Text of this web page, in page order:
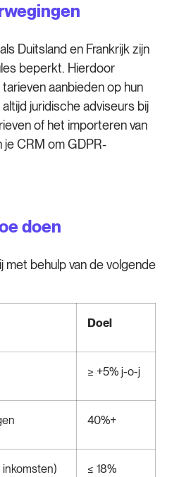
Duitsland en Frankrijk zijn
beperkt. Hierdoor
aanbieden op hun
juridische adviseurs bij
of het importeren van
je CRM om GDPR-
doen
met behulp van de volgende
Doel
≥ +5% j-o-j
40%+
≤ 18%